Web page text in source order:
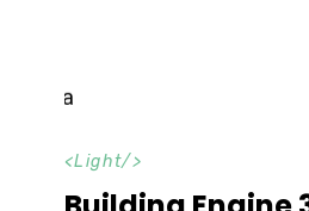
<Light/>